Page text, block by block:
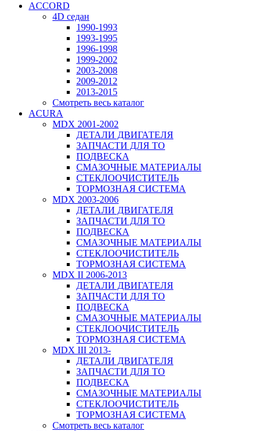
ACCORD
4D седан
1990-1993
1993-1995
1996-1998
1999-2002
2003-2008
2009-2012
2013-2015
Смотреть весь каталог
ACURA
MDX 2001-2002
ДЕТАЛИ ДВИГАТЕЛЯ
ЗАПЧАСТИ ДЛЯ ТО
ПОДВЕСКА
СМАЗОЧНЫЕ МАТЕРИАЛЫ
СТЕКЛООЧИСТИТЕЛЬ
ТОРМОЗНАЯ СИСТЕМА
MDX 2003-2006
ДЕТАЛИ ДВИГАТЕЛЯ
ЗАПЧАСТИ ДЛЯ ТО
ПОДВЕСКА
СМАЗОЧНЫЕ МАТЕРИАЛЫ
СТЕКЛООЧИСТИТЕЛЬ
ТОРМОЗНАЯ СИСТЕМА
MDX II 2006-2013
ДЕТАЛИ ДВИГАТЕЛЯ
ЗАПЧАСТИ ДЛЯ ТО
ПОДВЕСКА
СМАЗОЧНЫЕ МАТЕРИАЛЫ
СТЕКЛООЧИСТИТЕЛЬ
ТОРМОЗНАЯ СИСТЕМА
MDX III 2013-
ДЕТАЛИ ДВИГАТЕЛЯ
ЗАПЧАСТИ ДЛЯ ТО
ПОДВЕСКА
СМАЗОЧНЫЕ МАТЕРИАЛЫ
СТЕКЛООЧИСТИТЕЛЬ
ТОРМОЗНАЯ СИСТЕМА
Смотреть весь каталог